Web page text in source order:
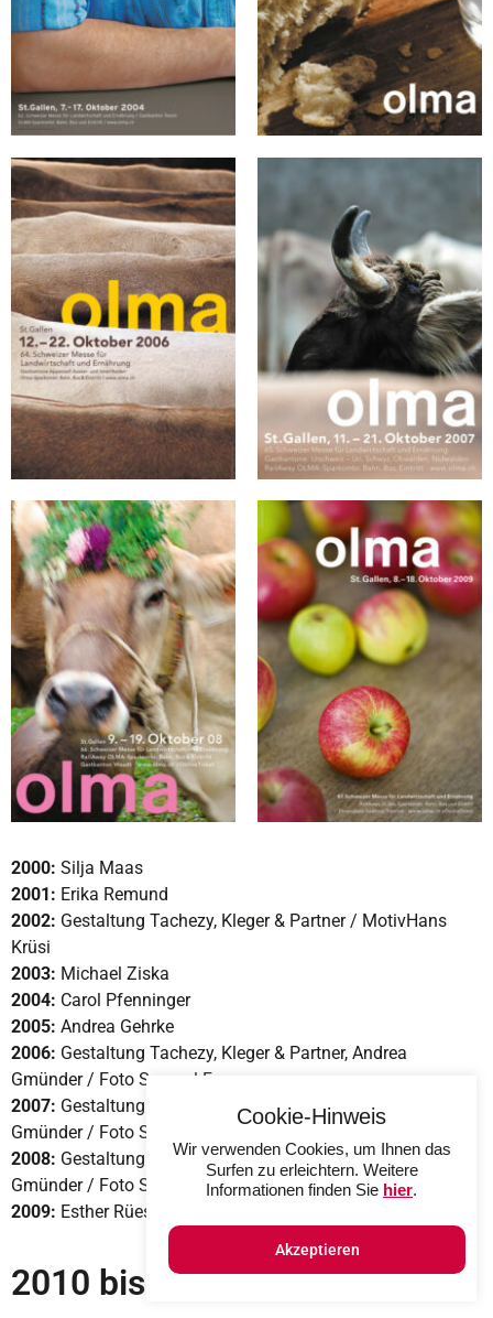
2000: Silja Maas
2001: Erika Remund
2002: Gestaltung Tachezy, Kleger & Partner / MotivHans
Krüsi
2003: Michael Ziska
2004: Carol Pfenninger
2005: Andrea Gehrke
2006: Gestaltung Tachezy, Kleger & Partner, Andrea
Gmünder / Foto Samuel Forrer
2007: Gestaltung Tachezy, Kleger & Partner, Andrea
Gmünder / Foto Samuel Forrer
2008: Gestaltung Tachezy, Kleger & Partner, Andrea
Gmünder / Foto Samuel Forrer
2009: Esther Rüesch
2010 bis 2019
Cookie-Hinweis
Wir verwenden Cookies, um Ihnen das
Surfen zu erleichtern. Weitere
Informationen finden Sie hier.
Akzeptieren